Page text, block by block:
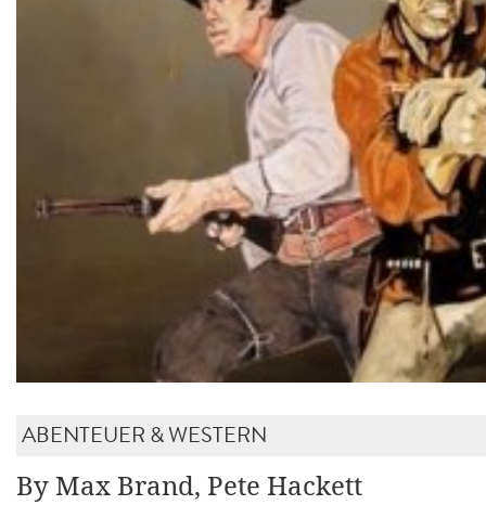
ABENTEUER & WESTERN
By Max Brand, Pete Hackett